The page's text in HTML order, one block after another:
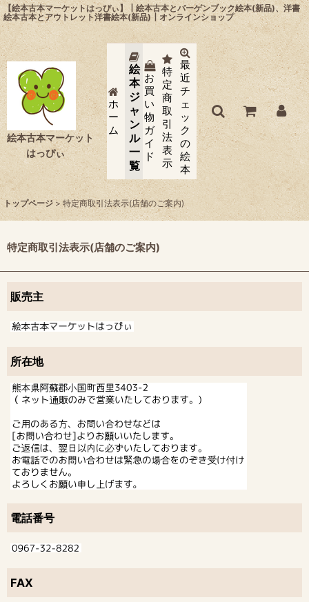
【絵本古本マーケットはっぴぃ】┃絵本古本とバーゲンブック絵本(新品)、洋書
絵本古本とアウトレット洋書絵本(新品)┃オンラインショップ
絵本古本マーケット
はっぴぃ
ホ
ー
ム
絵
本
ジ
ャ
ン
ル
一
覧
お
買
い
物
ガ
イ
ド
特
定
商
取
引
法
表
示
最
近
チ
ェ
ッ
ク
の
絵
本
トップページ > 特定商取引法表示(店舗のご案内)
特定商取引法表示(店舗のご案内)
販売主
所在地
電話番号
FAX